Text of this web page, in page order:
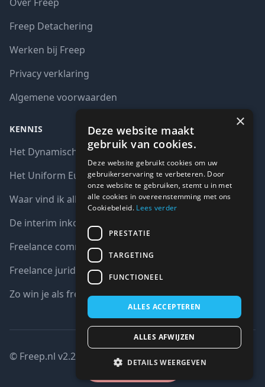
Gesloten
Freep Detachering
Werken bij Freep
Privacy verklaring
Algemene voorwaarden
KENNIS
Het Dynamisch aankoopsysteem (DAS)
Het Uniform Europees Aanbestedingsdocument (UEA)
Waar vind ik alle interim opdrachten bij de overheid?
De interim inkoop markt in cijfers
Freelance communicatie vacatures
Freelance juridische vacatures
Zo win je als freelancer een aanbesteding
© Freep.nl v2.2 : 2026 copyright all right reserved
×
Deze website maakt
gebruik van cookies.
Deze website gebruikt cookies om uw
gebruikerservaring te verbeteren. Door
onze website te gebruiken, stemt u in met
alle cookies in overeenstemming met ons
Cookiebeleid. Lees verder
PRESTATIE
TARGETING
FUNCTIONEEL
ALLES ACCEPTEREN
ALLES AFWIJZEN
DETAILS WEERGEVEN